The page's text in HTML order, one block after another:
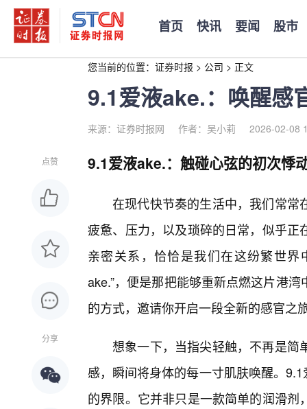
首页 快讯 要闻 股市
您当前的位置： 证券时报 > 公司 > 正文
9.1爱液ake.：唤醒感
来源：证券时报网 作者：吴小莉 2026-02-08
点赞
分享
9.1爱液ake.：触碰心弦的初次悸
在现代快节奏的生活中，我们常常
疲惫、压力，以及琐碎的日常，似乎
亲密关系，恰恰是我们在这纷繁世
ake.”，便是那把能够重新点燃这片港
的方式，邀请你开启一段全新的感官之
想象一下，当指尖轻触，不再是简
感，瞬间将身体的每一寸肌肤唤醒。
的界限。它并非只是一款简单的润滑